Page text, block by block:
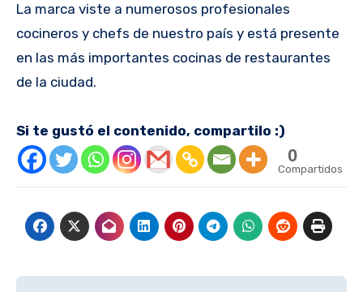
La marca viste a numerosos profesionales
cocineros y chefs de nuestro país y está presente
en las más importantes cocinas de restaurantes
de la ciudad.
Si te gustó el contenido, compartilo :)
0
Compartidos